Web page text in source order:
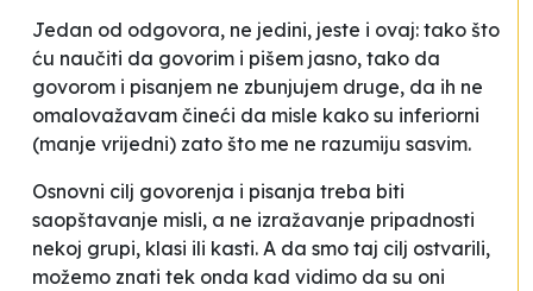
Jedan od odgovora, ne jedini, jeste i ovaj: tako što
ću naučiti da govorim i pišem jasno, tako da
govorom i pisanjem ne zbunjujem druge, da ih ne
omalovažavam čineći da misle kako su inferiorni
(manje vrijedni) zato što me ne razumiju sasvim.
Osnovni cilj govorenja i pisanja treba biti
saopštavanje misli, a ne izražavanje pripadnosti
nekoj grupi, klasi ili kasti. A da smo taj cilj ostvarili,
možemo znati tek onda kad vidimo da su oni